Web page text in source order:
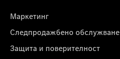
Маркетинг
Следпродажбено обслужване
Защита и поверителност